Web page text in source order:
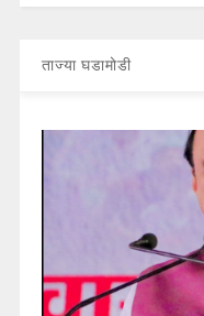
ताज्या घडामोडी